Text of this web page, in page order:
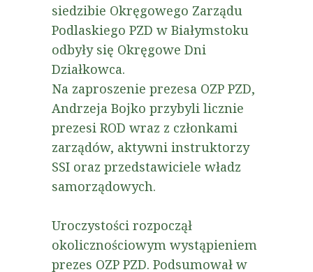
siedzibie Okręgowego Zarządu
Podlaskiego PZD w Białymstoku
odbyły się Okręgowe Dni
Działkowca.
Na zaproszenie prezesa OZP PZD,
Andrzeja Bojko przybyli licznie
prezesi ROD wraz z członkami
zarządów, aktywni instruktorzy
SSI oraz przedstawiciele władz
samorządowych.
Uroczystości rozpoczął
okolicznościowym wystąpieniem
prezes OZP PZD. Podsumował w